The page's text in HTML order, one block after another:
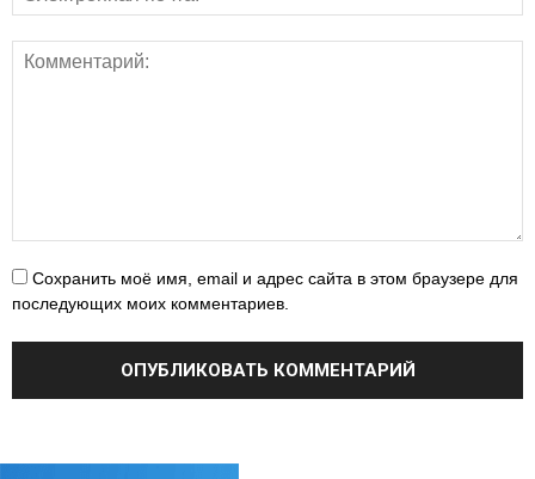
Сохранить моё имя, email и адрес сайта в этом браузере для
последующих моих комментариев.